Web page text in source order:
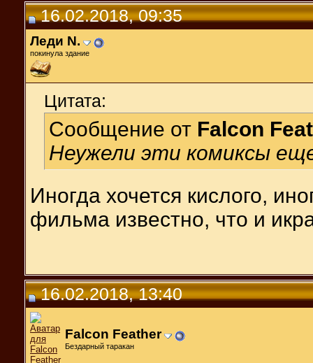
16.02.2018, 09:35
Леди N.
покинула здание
Цитата:
Сообщение от Falcon
Неужели эти комиксы
Иногда хочется кислого,
фильма известно, что и
16.02.2018, 13:40
Falcon Feather
Бездарный таракан